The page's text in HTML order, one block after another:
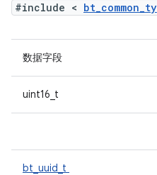
#include <
数据字段
uint16_t
bt_uuid_t